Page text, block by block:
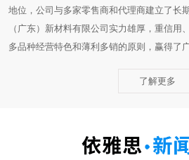
地位，公司与多家零售商和代理商建立了长
（广东）新材料有限公司实力雄厚，重信用
多品种经营特色和薄利多销的原则，赢得了
了解更多